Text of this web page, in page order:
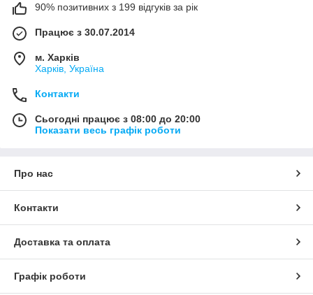
90% позитивних з 199 відгуків за рік
Працює з 30.07.2014
м. Харків
Харків, Україна
Контакти
Сьогодні працює з 08:00 до 20:00
Показати весь графік роботи
Про нас
Контакти
Доставка та оплата
Графік роботи